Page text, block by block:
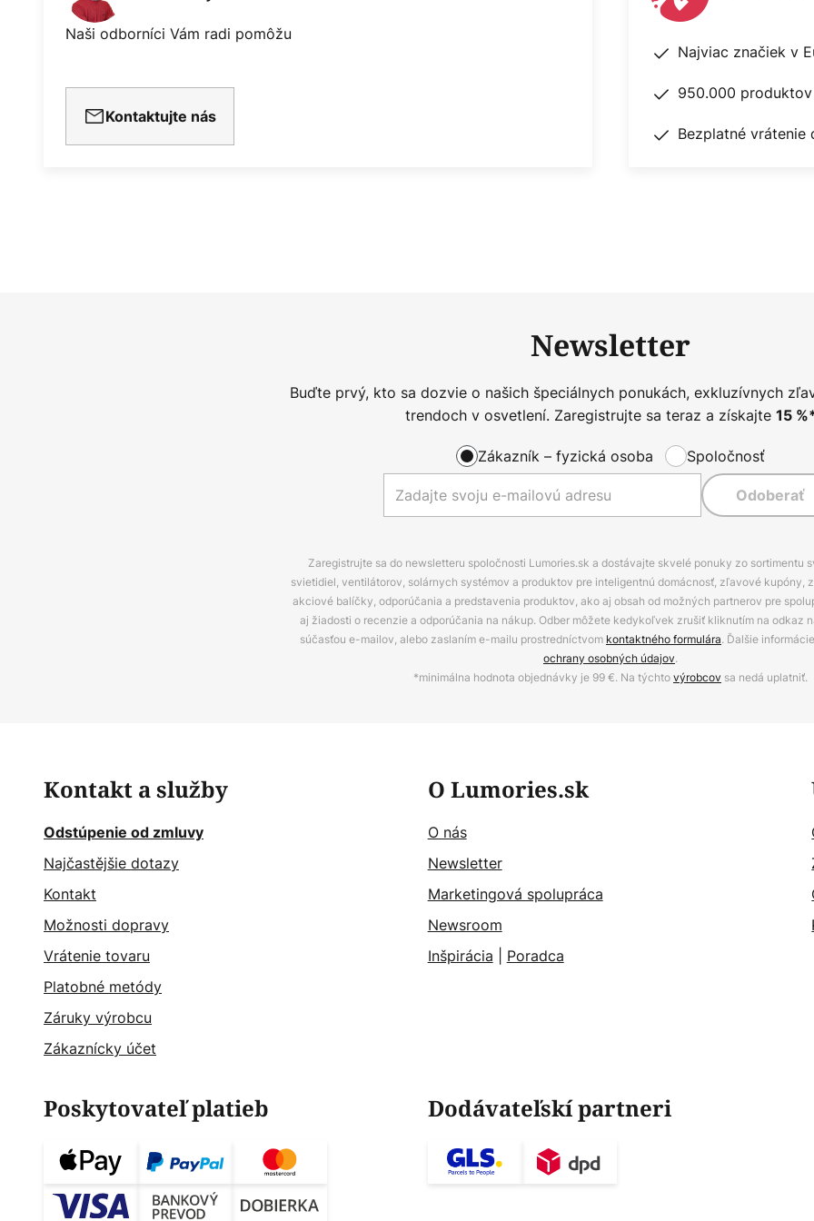
Naši odborníci Vám radi pomôžu
Kontaktujte nás
Najviac značiek v
950.000
Bezplatné vrátenie
Newsletter
Buďte prvý, kto sa dozvie o našich špeciálnych ponukách, exkluzívnych
trendoch v osvetlení. Zaregistrujte sa teraz a získajte 15
Zákazník – fyzická osoba Spoločnosť
Odoberať
Zaregistrujte sa do newsletteru spoločnosti Lumories.sk a dostávajte skvelé ponuky zo sortimentu
svietidiel, ventilátorov, solárnych systémov a produktov pre inteligentnú domácnosť, zľavové kupóny,
akciové balíčky, odporúčania a predstavenia produktov, ako aj obsah od možných partnerov pre
aj žiadosti o recenzie a odporúčania na nákup. Odber môžete kedykoľvek zrušiť kliknutím na odkaz
súčasťou e-mailov, alebo zaslaním e-mailu prostredníctvom kontaktného formulára. Ďalšie
ochrany osobných údajov.
*minimálna hodnota objednávky je 99 €. Na týchtovýrobcov sa nedá uplatniť.
Kontakt a služby
Odstúpenie od zmluvy
Najčastějšie dotazy
Kontakt
Možnosti dopravy
Vrátenie tovaru
Platobné metódy
Záruky výrobcu
Zákaznícky účet
O Lumories.sk
O nás
Newsletter
Marketingová spolupráca
Newsroom
Inšpirácia
Poradca
Poskytovateľ platieb Dodávateľskí partneri